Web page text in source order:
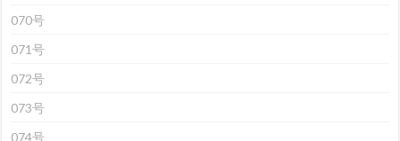
070号
071号
072号
073号
074号